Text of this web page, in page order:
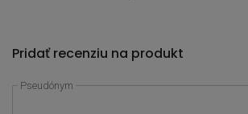
Pridať recenziu na produkt
Pseudónym